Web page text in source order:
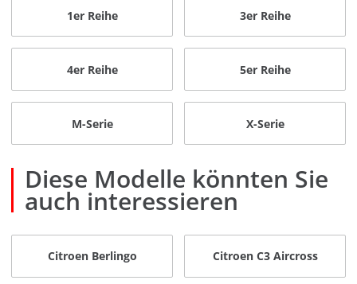
1er Reihe 3er Reihe
4er Reihe 5er Reihe
M-Serie X-Serie
Diese Modelle könnten Sie
auch interessieren
Citroen Berlingo Citroen C3 Aircross